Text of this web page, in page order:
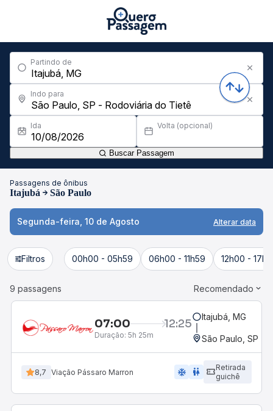
Partindo de
Indo para
Ida Volta (opcional)
Buscar Passagem
Passagens de ônibus
Itajubá São Paulo
Segunda-feira, 10 de Agosto Alterar data
Filtros 00h00 - 05h59 06h00 - 11h59 12h00 -
9 passagens Recomendado
07:00 12:25
Duração: 5h 25m
Itajubá, MG
São Paulo, SP -
8,7 Viação Pássaro Marron ac_unit wc
Retirada
guichê